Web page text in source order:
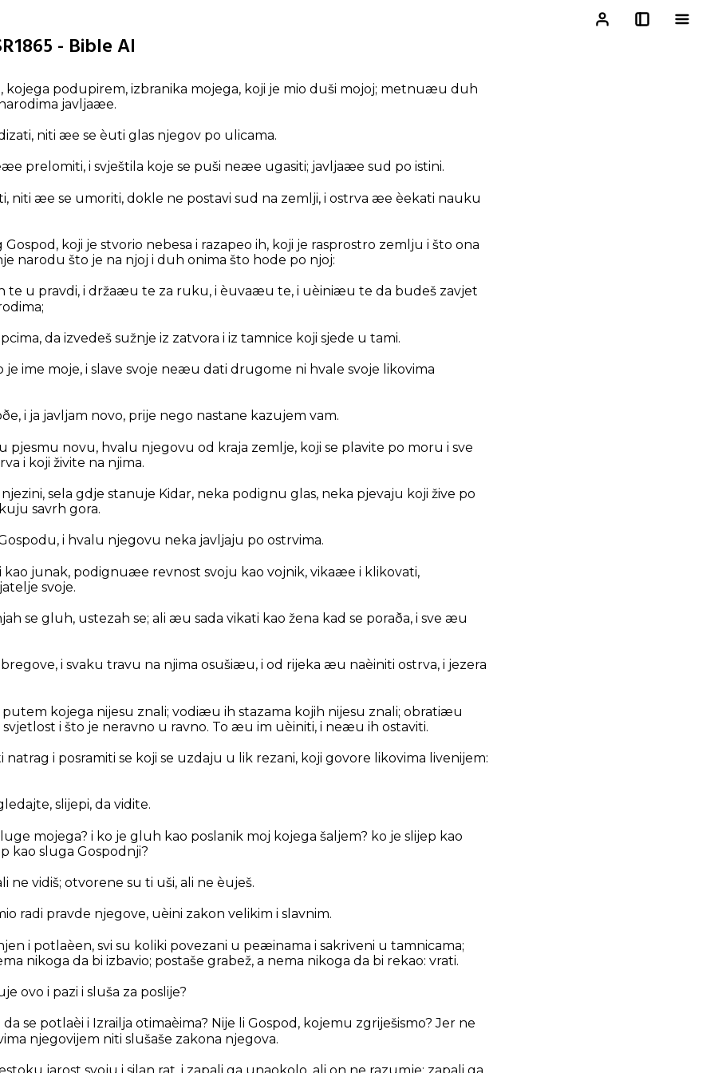
- Bible AI
kojega podupirem, izbranika mojega, koji je mio duši mojoj; metnuæu duh
javljaæe.
niti æe se èuti glas njegov po ulicama.
prelomiti, i svještila koje se puši neæe ugasiti; javljaæe sud po istini.
niti æe se umoriti, dokle ne postavi sud na zemlji, i ostrva æe èekati nauku
koji je stvorio nebesa i razapeo ih, koji je rasprostro zemlju i što ona
narodu što je na njoj i duh onima što hode po njoj:
te u pravdi, i držaæu te za ruku, i èuvaæu te, i uèiniæu te da budeš zavjet
da izvedeš sužnje iz zatvora i iz tamnice koji sjede u tami.
je ime moje, i slave svoje neæu dati drugome ni hvale svoje likovima
i ja javljam novo, prije nego nastane kazujem vam.
pjesmu novu, hvalu njegovu od kraja zemlje, koji se plavite po moru i sve
i koji živite na njima.
sela gdje stanuje Kidar, neka podignu glas, neka pjevaju koji žive po
savrh gora.
i hvalu njegovu neka javljaju po ostrvima.
junak, podignuæe revnost svoju kao vojnik, vikaæe i klikovati,
svoje.
se gluh, ustezah se; ali æu sada vikati kao žena kad se poraða, i sve æu
i svaku travu na njima osušiæu, i od rijeka æu naèiniti ostrva, i jezera
kojega nijesu znali; vodiæu ih stazama kojih nijesu znali; obratiæu
i što je neravno u ravno. To æu im uèiniti, i neæu ih ostaviti.
natrag i posramiti se koji se uzdaju u lik rezani, koji govore likovima livenijem:
slijepi, da vidite.
mojega? i ko je gluh kao poslanik moj kojega šaljem? ko je slijep kao
kao sluga Gospodnji?
ne vidiš; otvorene su ti uši, ali ne èuješ.
radi pravde njegove, uèini zakon velikim i slavnim.
i potlaèen, svi su koliki povezani u peæinama i sakriveni u tamnicama;
nikoga da bi izbavio; postaše grabež, a nema nikoga da bi rekao: vrati.
ovo i pazi i sluša za poslije?
da se potlaèi i Izrailja otimaèima? Nije li Gospod, kojemu zgriješismo? Jer ne
njegovijem niti slušaše zakona njegova.